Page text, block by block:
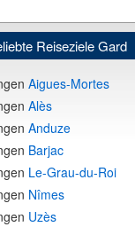
Reiseziele Gard
Aigues-Mortes
Alès
Anduze
Barjac
Le-Grau-du-Roi
Nîmes
Uzès